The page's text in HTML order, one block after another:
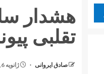
هشدار
تقلبی
صادق ایروانی ژانویه 6, 2026